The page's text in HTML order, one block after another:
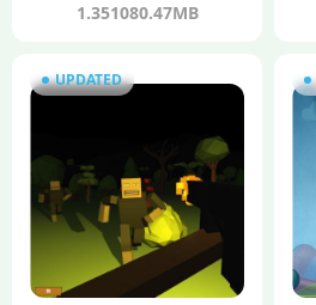
1.351080.47MB
UPDATED